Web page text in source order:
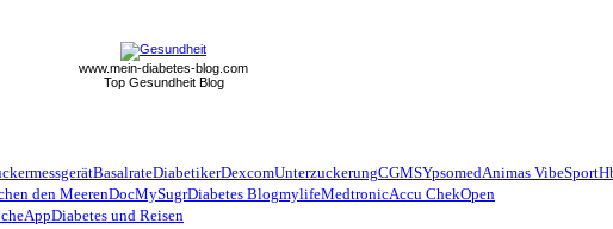
www.mein-diabetes-blog.com
Top Gesundheit Blog
BasalrateDiabetikerDexcomUnterzuckerungCGMSYpsomedAnimas VibeSport
den MeerenDocMySugrDiabetes BlogmylifeMedtronicAccu ChekOpen
AppDiabetes und Reisen